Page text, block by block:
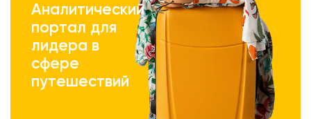
Аналитический
портал для
лидера в
сфере
путешествий